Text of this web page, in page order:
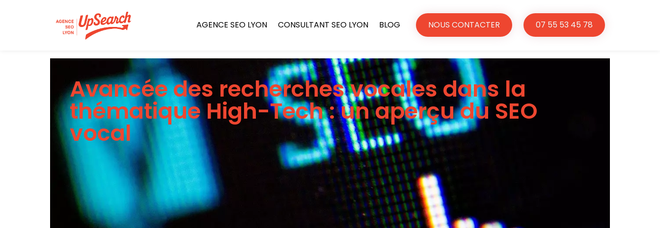
AGENCE SEO LYON CONSULTANT SEO LYON BLOG NOUS CONTACTER 07 55 53 45 78
Avancée des recherches vocales dans la
thématique High-Tech : un aperçu du SEO
vocal